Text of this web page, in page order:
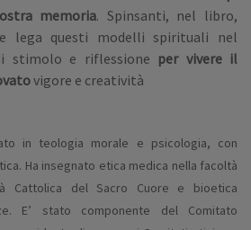
memoria. Spinsanti, nel libro,
lega questi modelli spirituali nel
stimolo e riflessione per vivere il
vigore e creatività
in teologia morale e psicologia, con
Ha insegnato etica medica nella facoltà
Cattolica del Sacro Cuore e bioetica
E’ stato componente del Comitato